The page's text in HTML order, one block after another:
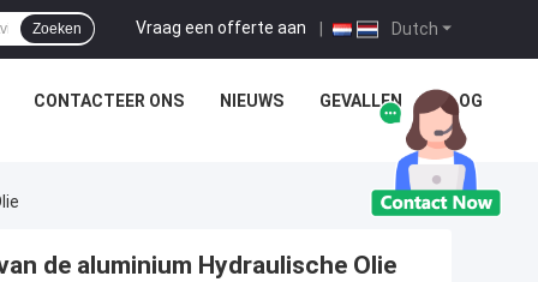
Dutch
Vraag een offerte aan |
Zoeken
CONTACTEER ONS NIEUWS GEVALLEN BLOG
de aluminium Hydraulische Olie